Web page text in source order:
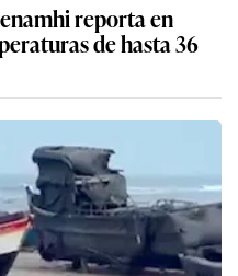
reporta en
de hasta 36